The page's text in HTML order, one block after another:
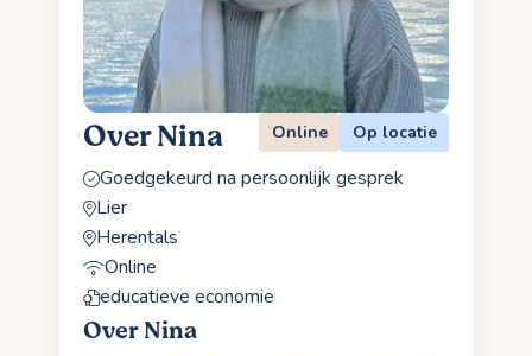
Over Nina Online Op locatie
Goedgekeurd na persoonlijk gesprek
Lier
Herentals
Online
educatieve economie
Over Nina